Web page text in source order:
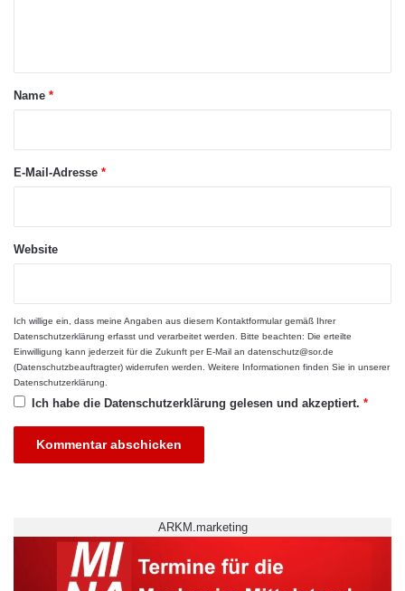
einfach telefonisch unter Tel: 030 2590080.
Weitere Infos unter www.forum-
berufsbildung.de/Umschulung-in-Berlin
aName *
E-Mail-Adresse *
Website
Ich willige ein, dass meine Angaben aus diesem Kontaktformular gemäß Ihrer
Datenschutzerklärung erfasst und verarbeitet werden. Bitte beachten: Die erteilte
Einwilligung kann jederzeit für die Zukunft per E-Mail an datenschutz@sor.de
(Datenschutzbeauftragter) widerrufen werden. Weitere Informationen finden Sie in unserer
Datenschutzerklärung.
Ich habe die Datenschutzerklärung gelesen und akzeptiert. *
ARKM.marketing